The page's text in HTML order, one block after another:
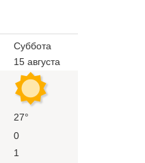
Суббота
15 августа
27°
0
1